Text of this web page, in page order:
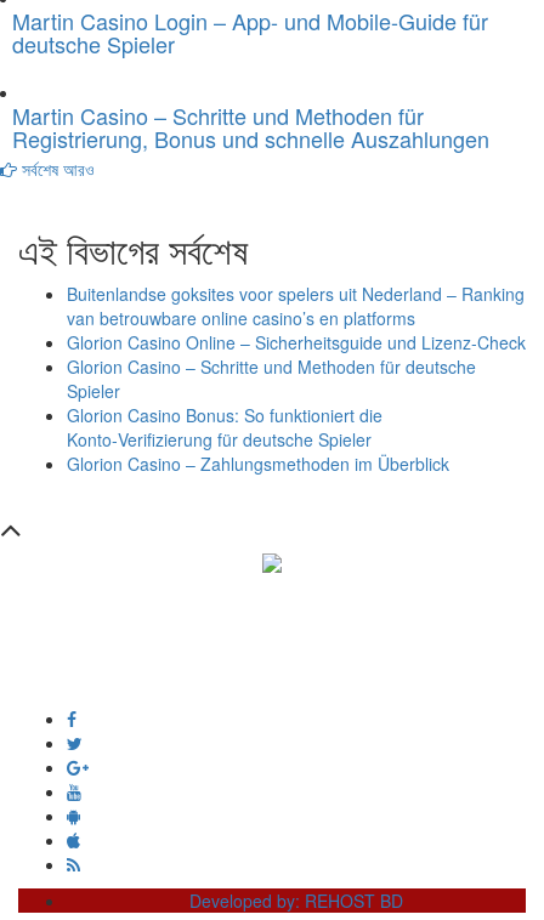
Martin Casino Login – App- und Mobile-Guide für
deutsche Spieler
Martin Casino – Schritte und Methoden für
Registrierung, Bonus und schnelle Auszahlungen
সর্বশেষ আরও
এই বিভাগের সর্বশেষ
Buitenlandse goksites voor spelers uit Nederland – Ranking
van betrouwbare online casino’s en platforms
Glorion Casino Online – Sicherheitsguide und Lizenz‑Check
Glorion Casino – Schritte und Methoden für deutsche
Spieler
Glorion Casino Bonus: So funktioniert die
Konto‑Verifizierung für deutsche Spieler
Glorion Casino – Zahlungsmethoden im Überblick
Developed by: REHOST BD